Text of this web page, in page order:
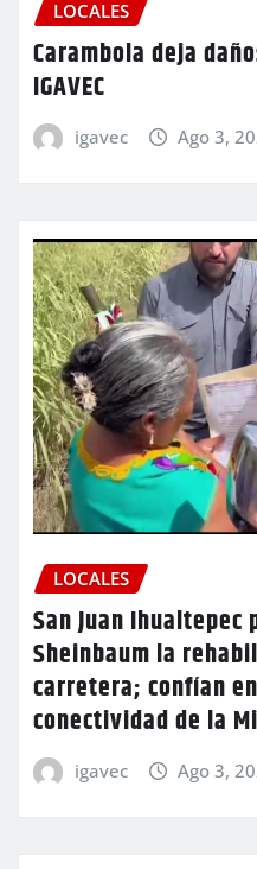
LOCALES
Carambola deja
IGAVEC
igavec Ago 3,
LOCALES
San Juan Ihualtepec
Sheinbaum la
carretera; confían
conectividad de la
igavec Ago 3,